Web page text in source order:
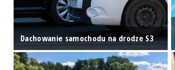
Dachowanie samochodu na drodze S3